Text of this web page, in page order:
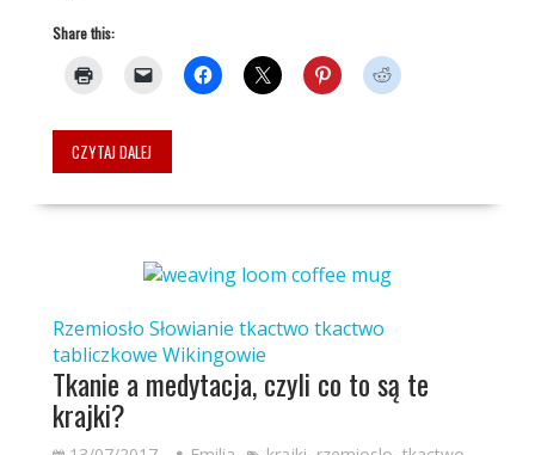
Share this:
CZYTAJ DALEJ
Rzemiosło Słowianie tkactwo tkactwo
tabliczkowe Wikingowie
Tkanie a medytacja, czyli co to są te
krajki?